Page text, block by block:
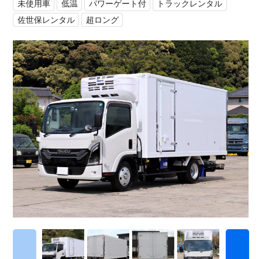
未使用車 低温 パワーゲート付
トラックレンタル
佐世保レンタル
超ロング